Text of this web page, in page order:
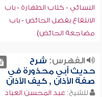
النسائي - كتاب الطهارة - باب
الانتفاع بفضل الحائض - باب
مضاجعة الحائض)
الفهرس: شرح
حديث أبي محذورة في
صفة الأذان , كيف الأذان
للشيخ: عبد المحسن العباد